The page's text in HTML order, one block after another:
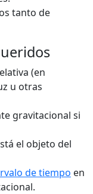
tanto de
(en
u otras
gravitacional si
el objeto del
de tiempo en